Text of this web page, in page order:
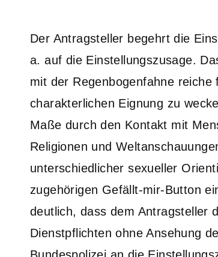
Der Antragsteller begehrt die
a. auf die Einstellungszusage.
mit der Regenbogenfahne
charakterlichen Eignung zu
Maße durch den Kontakt mit
Religionen und
unterschiedlicher sexueller
zugehörigen Gefällt-mir-Button
deutlich, dass dem Antragsteller
Dienstpflichten ohne Ansehung